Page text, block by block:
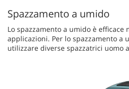
Spazzamento a umido
Lo spazzamento a umido è
applicazioni. Per lo spazzamento a
utilizzare diverse spazzatrici uomo